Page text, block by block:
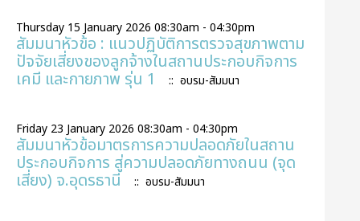
Thursday 15 January 2026 08:30am - 04:30pm
สัมมนาหัวข้อ : แนวปฏิบัติการตรวจสุขภาพตาม
ปัจจัยเสี่ยงของลูกจ้างในสถานประกอบกิจการ
เคมี และกายภาพ รุ่น 1 :: อบรม-สัมมนา
Friday 23 January 2026 08:30am - 04:30pm
สัมมนาหัวข้อมาตรการความปลอดภัยในสถาน
ประกอบกิจการ สู่ความปลอดภัยทางถนน (จุด
เสี่ยง) จ.อุดรธานี :: อบรม-สัมมนา